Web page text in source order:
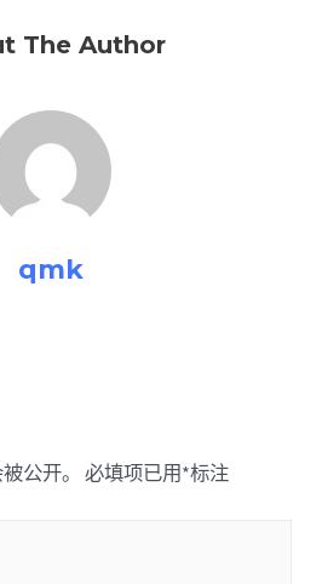
The Author
qmk
公开。 必填项已用*标注